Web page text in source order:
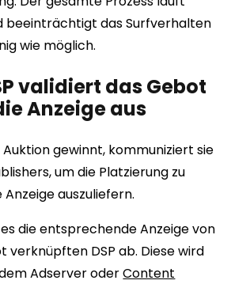
beeinträchtigt das Surfverhalten
wie möglich.
validiert das Gebot
Anzeige aus
Auktion gewinnt, kommuniziert sie
um die Platzierung zu
auszuliefern.
die entsprechende Anzeige von
verknüpften DSP ab. Diese wird
Adserver oderContent